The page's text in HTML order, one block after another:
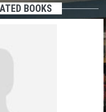
BOOKS